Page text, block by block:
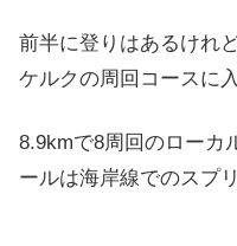
前半に登りはあるけれ
ケルクの周回コースに入
8.9kmで8周回のローカ
ールは海岸線でのスプ